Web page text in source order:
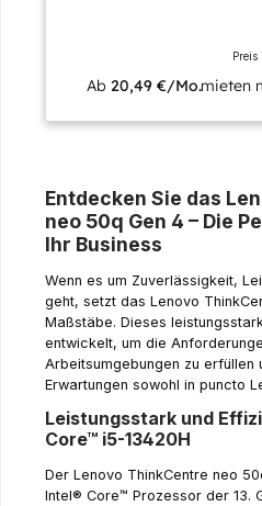
Ab20,49 €/Mo.mieten
Entdecken Sie das
neo 50q Gen 4 – Die
Ihr Business
Wenn es um Zuverlässigkeit,
geht, setzt das Lenovo
Maßstäbe. Dieses
entwickelt, um die
Arbeitsumgebungen zu
Erwartungen sowohl in puncto
Leistungsstark und
Core™ i5-13420H
Der Lenovo ThinkCentre neo
Intel® Core™ Prozessor der 13.